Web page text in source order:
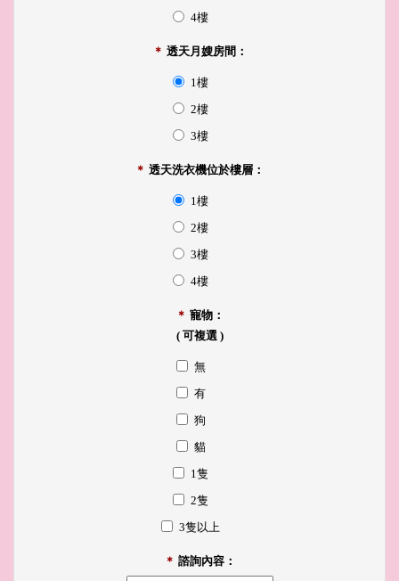
4樓
＊ 透天月嫂房間：
1樓
2樓
3樓
＊ 透天洗衣機位於樓層：
1樓
2樓
3樓
4樓
＊ 寵物：
( 可複選 )
無
有
狗
貓
1隻
2隻
3隻以上
＊ 諮詢內容：